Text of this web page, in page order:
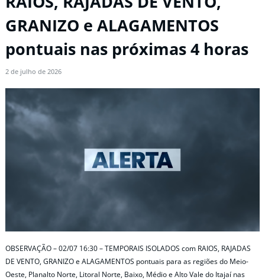
GRANIZO e ALAGAMENTOS
pontuais nas próximas 4 horas
2 de julho de 2026
OBSERVAÇÃO – 02/07 16:30 – TEMPORAIS ISOLADOS com RAIOS, RAJADAS
DE VENTO, GRANIZO e ALAGAMENTOS pontuais para as regiões do Meio-
Oeste, Planalto Norte, Litoral Norte, Baixo, Médio e Alto Vale do Itajaí nas